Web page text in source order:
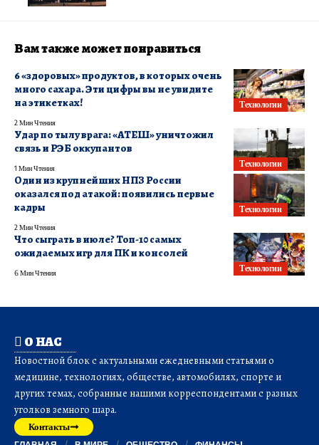
Вам также может понравиться
Технологии
6 «здоровых» продуктов, в которых очень
много сахара. Эти цифры вы не увидите
на этикетках!
2 Мин Чтения
Технологии
Удар по тылу врага: «АТЕШ» уничтожил
связь и РЭБ оккупантов
1 Мин Чтения
Технологии
Один из крупнейших НПЗ России
оказался под атакой: появились первые
кадры
2 Мин Чтения
Технологии
Что сыграть в июле? Топ-10 самых
ожидаемых игр для ПК и консолей
6 Мин Чтения
О НАС
Новостной блок с актуальными ежедневными статьями о
медицине, технологиях, обществе, автомобилях, спорте и
других темах, собранные нашими корреспондентами с разных
уголков земного шара.
Контакты